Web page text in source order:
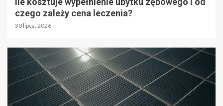
czego zależy cena leczenia?
30 lipca, 2026